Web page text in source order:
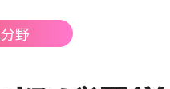
野